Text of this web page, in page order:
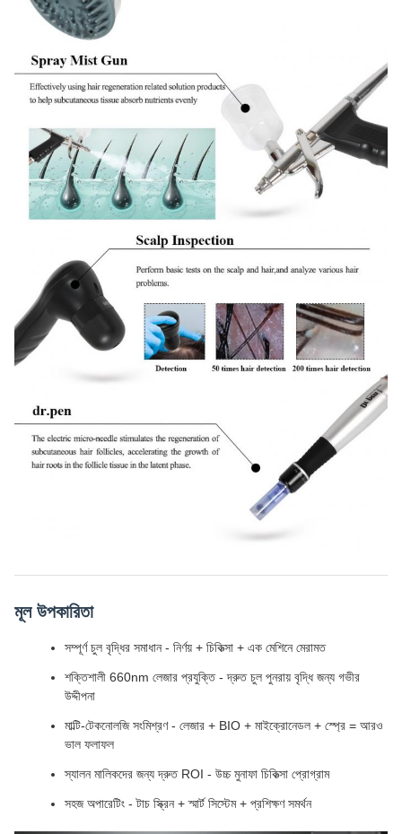
মূল উপকারিতা
সম্পূর্ণ চুল বৃদ্ধির সমাধান - নির্ণয় + চিকিত্সা + এক মেশিনে মেরামত
শক্তিশালী 660nm লেজার প্রযুক্তি - দ্রুত চুল পুনরায় বৃদ্ধি জন্য গভীর
উদ্দীপনা
মাল্টি-টেকনোলজি সংমিশ্রণ - লেজার + BIO + মাইক্রোনেডল + স্প্রে = আরও
ভাল ফলাফল
স্যালন মালিকদের জন্য দ্রুত ROI - উচ্চ মুনাফা চিকিত্সা প্রোগ্রাম
সহজ অপারেটিং - টাচ স্ক্রিন + স্মার্ট সিস্টেম + প্রশিক্ষণ সমর্থন